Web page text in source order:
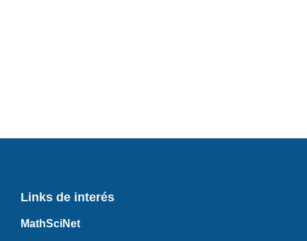
Links de interés
MathSciNet